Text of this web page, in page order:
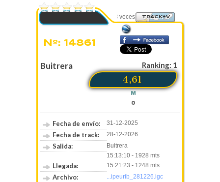
Visto 738 veces TRACK+V
Nº: 14861
Buitrera Ranking: 1
4,61
M
0
Fecha de envío: 31-12-2025
Fecha de track: 28-12-2026
Salida:
Buitrera
15:13:10 - 1928 mts
Llegada: 15:21:23 - 1248 mts
Archivo: ...ipeurib_281226.igc